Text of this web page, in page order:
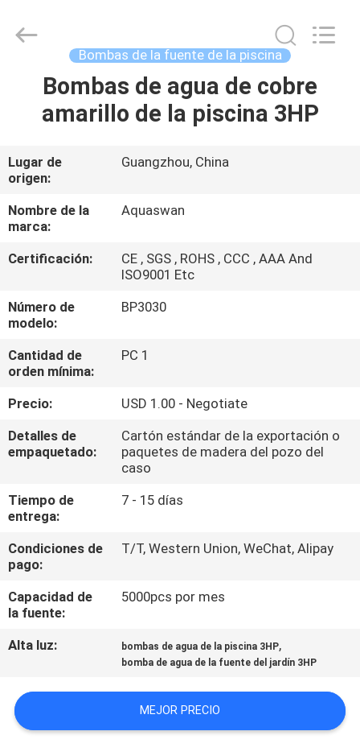
HOGAR
SOBRE
NOSOTROS
VIAJE
DE
LA
FÁBRICA
CONTROL
DE
CALIDAD
ÉNTRENOS
CONTACTO
CON
PIDA
CITA
aquaswan
water
Bombas de la fuente de la piscina
Bombas de agua de cobre
amarillo de la piscina 3HP
Lugar de
origen:
Guangzhou, China
Nombre de la
marca:
Aquaswan
Certificación:
CE , SGS , ROHS , CCC , AAA And
ISO9001 Etc
Número de
modelo:
BP3030
Cantidad de
orden mínima:
PC 1
Precio:
USD 1.00 - Negotiate
Detalles de
empaquetado:
Cartón estándar de la exportación o
paquetes de madera del pozo del
caso
Tiempo de
entrega:
7 - 15 días
Condiciones de
pago:
T/T, Western Union, WeChat, Alipay
Capacidad de
la fuente:
5000pcs por mes
Alta luz: bombas de agua de la piscina 3HP,
bomba de agua de la fuente del jardín 3HP
MEJOR PRECIO